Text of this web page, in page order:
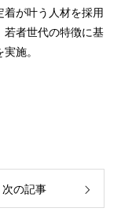
着が叶う人材を採用
若者世代の特徴に基
施。
次の記事